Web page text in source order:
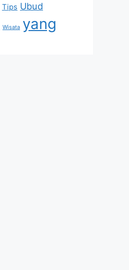
Tips Ubud
Wisata yang